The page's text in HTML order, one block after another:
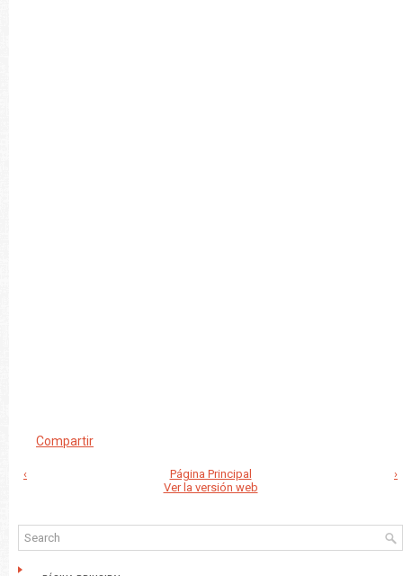
Compartir
‹ ›
Página Principal
Ver la versión web